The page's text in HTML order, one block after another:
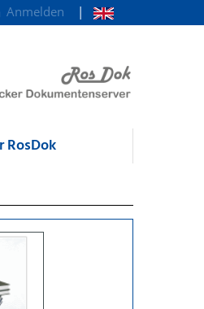
Anmelden
RosDok